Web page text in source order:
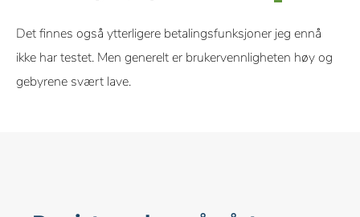
Det finnes også ytterligere betalingsfunksjoner jeg ennå
ikke har testet. Men generelt er brukervennligheten høy og
gebyrene svært lave.